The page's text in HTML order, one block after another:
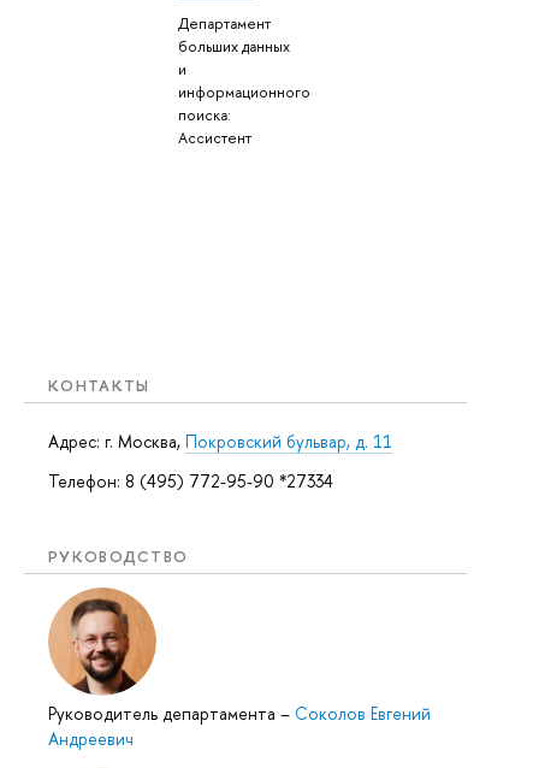
КОНТАКТЫ
Адрес: г. Москва, Покровский бульвар, д. 11
Телефон: 8 (495) 772-95-90 *27334
РУКОВОДСТВО
Руководитель департамента – Соколов Евгений
Андреевич
Департамент
больших данных
и
информационного
поиска:
Ассистент